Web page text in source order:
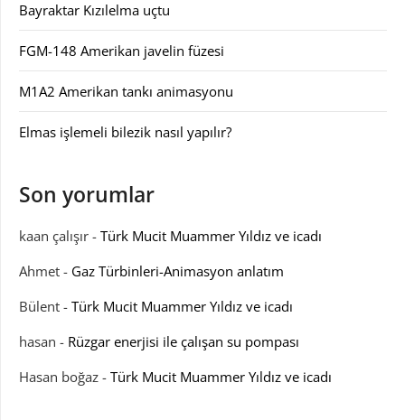
Bayraktar Kızılelma uçtu
FGM-148 Amerikan javelin füzesi
M1A2 Amerikan tankı animasyonu
Elmas işlemeli bilezik nasıl yapılır?
Son yorumlar
kaan çalışır - Türk Mucit Muammer Yıldız ve icadı
Ahmet - Gaz Türbinleri-Animasyon anlatım
Bülent - Türk Mucit Muammer Yıldız ve icadı
hasan - Rüzgar enerjisi ile çalışan su pompası
Hasan boğaz - Türk Mucit Muammer Yıldız ve icadı